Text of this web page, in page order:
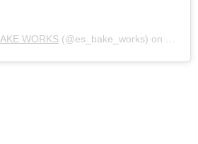
WORKS (@es_bake_works) on